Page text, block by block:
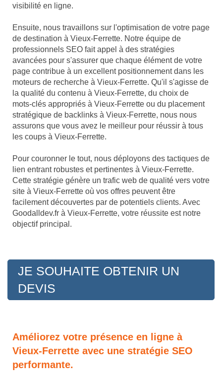
visibilité en ligne.
Ensuite, nous travaillons sur l'optimisation de votre page
de destination à Vieux-Ferrette. Notre équipe de
professionnels SEO fait appel à des stratégies
avancées pour s'assurer que chaque élément de votre
page contribue à un excellent positionnement dans les
moteurs de recherche à Vieux-Ferrette. Qu'il s'agisse de
la qualité du contenu à Vieux-Ferrette, du choix de
mots-clés appropriés à Vieux-Ferrette ou du placement
stratégique de backlinks à Vieux-Ferrette, nous nous
assurons que vous avez le meilleur pour réussir à tous
les coups à Vieux-Ferrette.
Pour couronner le tout, nous déployons des tactiques de
lien entrant robustes et pertinentes à Vieux-Ferrette.
Cette stratégie génère un trafic web de qualité vers votre
site à Vieux-Ferrette où vos offres peuvent être
facilement découvertes par de potentiels clients. Avec
Goodalldev.fr à Vieux-Ferrette, votre réussite est notre
objectif principal.
JE SOUHAITE OBTENIR UN
DEVIS
Améliorez votre présence en ligne à
Vieux-Ferrette avec une stratégie SEO
performante.